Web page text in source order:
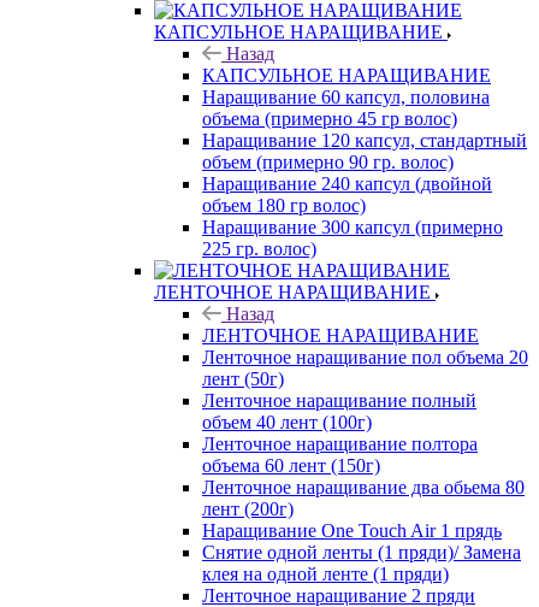
КАПСУЛЬНОЕ НАРАЩИВАНИЕ
Назад
КАПСУЛЬНОЕ НАРАЩИВАНИЕ
Наращивание 60 капсул, половина
объема (примерно 45 гр волос)
Наращивание 120 капсул, стандартный
объем (примерно 90 гр. волос)
Наращивание 240 капсул (двойной
объем 180 гр волос)
Наращивание 300 капсул (примерно
225 гр. волос)
ЛЕНТОЧНОЕ НАРАЩИВАНИЕ
Назад
ЛЕНТОЧНОЕ НАРАЩИВАНИЕ
Ленточное наращивание пол объема 20
лент (50г)
Ленточное наращивание полный
объем 40 лент (100г)
Ленточное наращивание полтора
объема 60 лент (150г)
Ленточное наращивание два обьема 80
лент (200г)
Наращивание One Touch Air 1 прядь
Снятие одной ленты (1 пряди)/ Замена
клея на одной ленте (1 пряди)
Ленточное наращивание 2 пряди